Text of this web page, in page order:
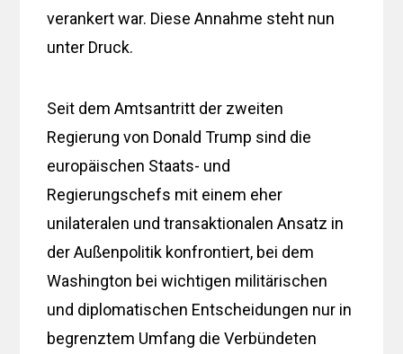
verankert war. Diese Annahme steht nun
unter Druck.
Seit dem Amtsantritt der zweiten
Regierung von Donald Trump sind die
europäischen Staats- und
Regierungschefs mit einem eher
unilateralen und transaktionalen Ansatz in
der Außenpolitik konfrontiert, bei dem
Washington bei wichtigen militärischen
und diplomatischen Entscheidungen nur in
begrenztem Umfang die Verbündeten